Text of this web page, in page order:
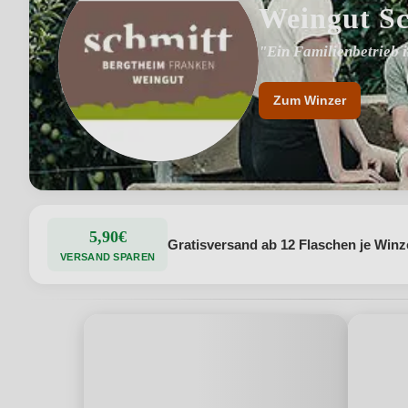
Weingut
"Ein Familienbetrieb
"Weinbergslagen
Zum Winzer
5,90€
VERSAND SPAREN
Gratisversand ab 12 Flaschen je